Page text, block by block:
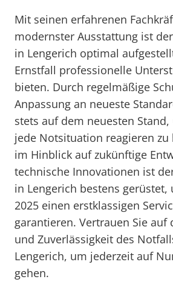
Mit seinen erfahrenen
modernster Ausstattung ist
in Lengerich optimal
Ernstfall professionelle
bieten. Durch regelmäßige
Anpassung an neueste
stets auf dem neuesten
jede Notsituation reagieren zu
im Hinblick auf zukünftige
technische Innovationen ist
in Lengerich bestens gerüstet,
2025 einen erstklassigen
garantieren. Vertrauen Sie auf
und Zuverlässigkeit des
Lengerich, um jederzeit auf
gehen.